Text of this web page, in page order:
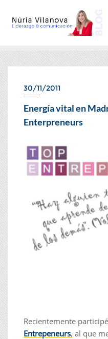
ENCUENTROS
30/11/2011
Energía vital en
Enterpreneurs
Recientemente
Entrepeneurs, al que